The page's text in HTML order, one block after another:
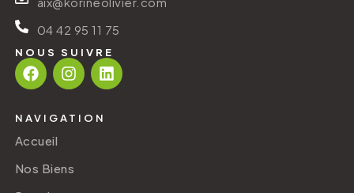
04 42 95 11 75
NOUS SUIVRE
Accueil
Nos Biens
Prestige